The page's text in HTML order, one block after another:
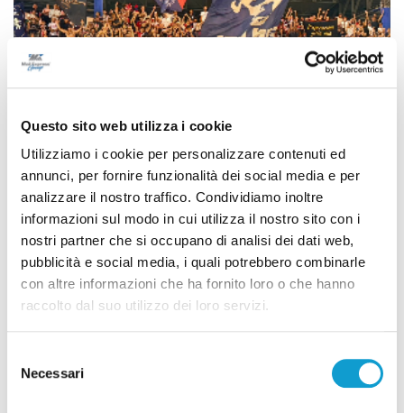
Questo sito web utilizza i cookie
Utilizziamo i cookie per personalizzare contenuti ed
annunci, per fornire funzionalità dei social media e per
analizzare il nostro traffico. Condividiamo inoltre
informazioni sul modo in cui utilizza il nostro sito con i
nostri partner che si occupano di analisi dei dati web,
pubblicità e social media, i quali potrebbero combinarle
con altre informazioni che ha fornito loro o che hanno
raccolto dal suo utilizzo dei loro servizi.
delNecessari
Coppa Italia Serie C - Biglietti ancora bloccati
per il derby tra Pescara e Samb: decide il
Comitato sicurezza